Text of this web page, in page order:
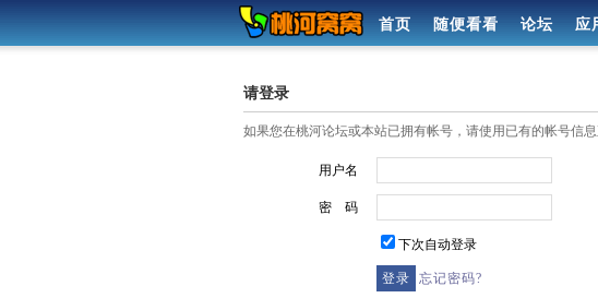
首页 随便看看 论坛 应
请登录
如果您在桃河论坛或本站已拥有帐号，请使用已有的帐号信
用户名
密 码
下次自动登录
忘记密码?